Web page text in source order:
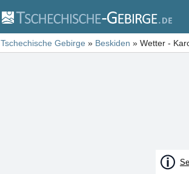
Tschechische Gebirge » Beskiden » Wetter -